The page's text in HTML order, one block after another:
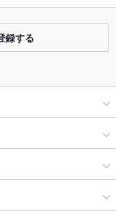
す
を楽しんでいただけるカウ
録する